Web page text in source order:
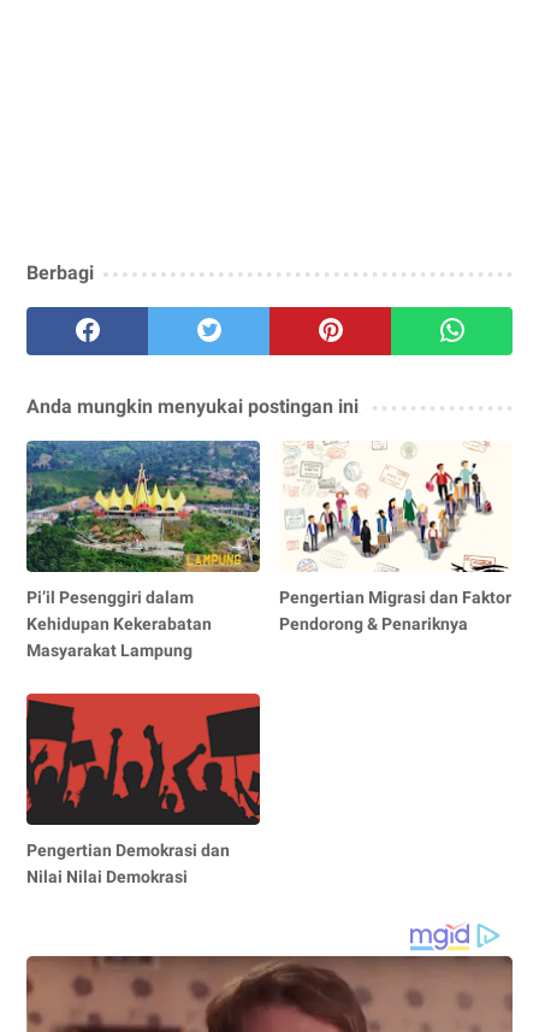
Berbagi
Anda mungkin menyukai postingan ini
Pi’il Pesenggiri dalam
Kehidupan Kekerabatan
Masyarakat Lampung
Pengertian Migrasi dan Faktor
Pendorong & Penariknya
Pengertian Demokrasi dan
Nilai Nilai Demokrasi